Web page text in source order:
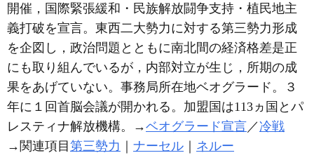
開催，国際緊張緩和・民族解放闘争支持・植民地主
義打破を宣言。東西二大勢力に対する第三勢力形成
を企図し，政治問題とともに南北間の経済格差是正
にも取り組んでいるが，内部対立が生じ，所期の成
果をあげていない。事務局所在地ベオグラード。３
年に１回首脳会議が開かれる。加盟国は113ヵ国とパ
レスティナ解放機構。→ベオグラード宣言 ／冷戦
→関連項目第三勢力 ｜ ナーセル ｜ ネルー